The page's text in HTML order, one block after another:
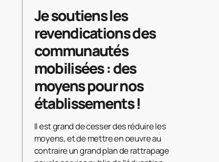
Je soutiens les
revendications des
communautés
mobilisées : des
moyens pour nos
établissements !
Il est grand de cesser des réduire les
moyens, et de mettre en oeuvre au
contraire un grand plan de rattrapage